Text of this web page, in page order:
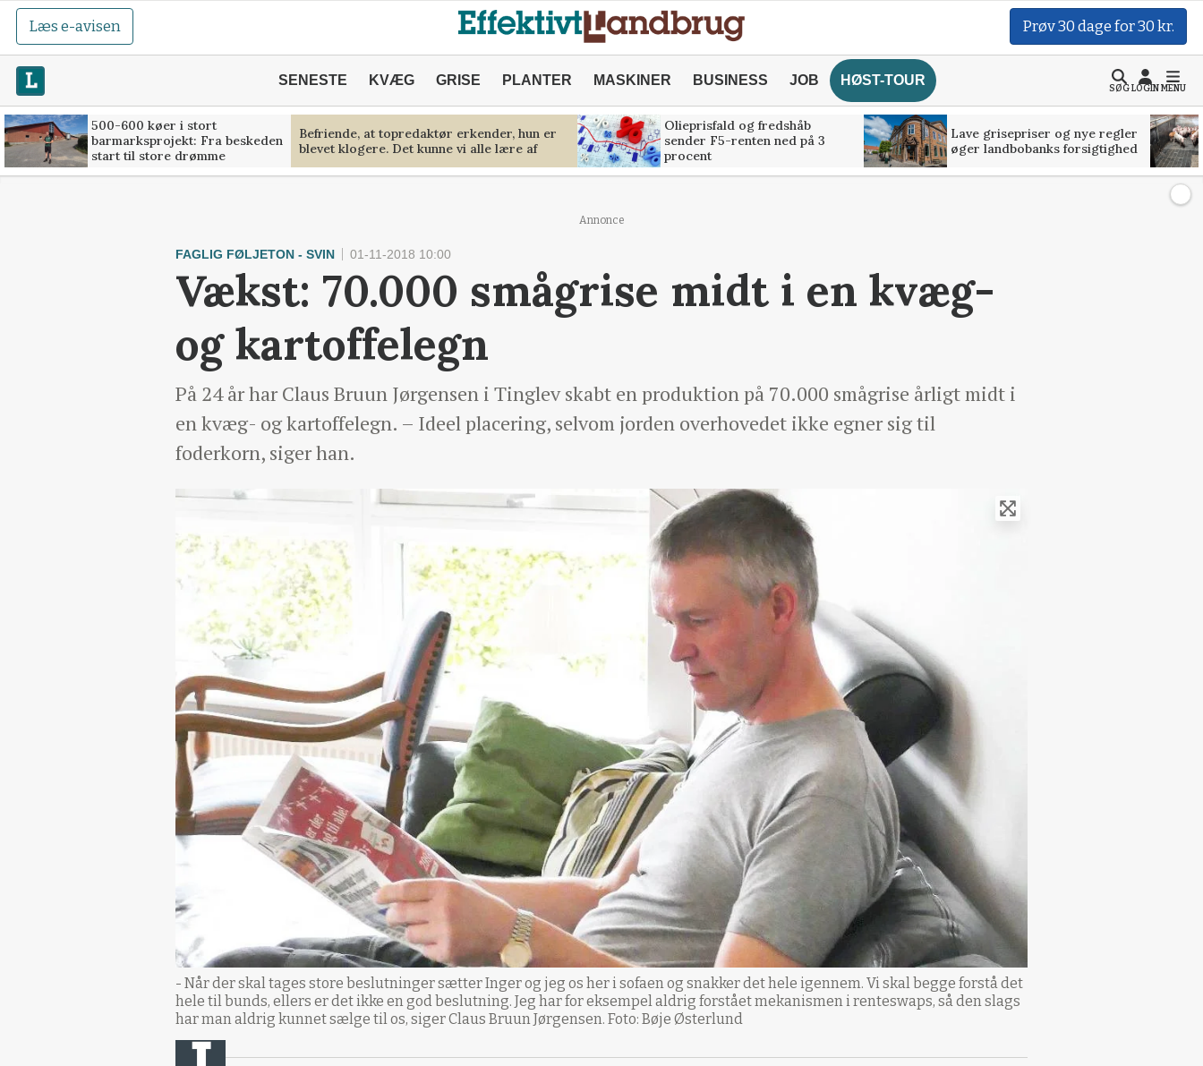
Læs e-avisen Prøv 30 dage for 30 kr.
SENESTE KVÆG GRISE PLANTER MASKINER BUSINESS JOB HØST-TOUR
SØGLOGINMENU
500-600 køer i stort
barmarksprojekt: Fra beskeden
start til store drømme
Befriende, at topredaktør erkender, hun er
blevet klogere. Det kunne vi alle lære af
Olieprisfald og fredshåb
sender F5-renten ned på 3
procent
Lave grisepriser og nye regler
øger landbobanks forsigtighed
Annonce
FAGLIG FØLJETON - SVIN 01-11-2018 10:00
Vækst: 70.000 smågrise midt i en kvæg-
og kartoffelegn
På 24 år har Claus Bruun Jørgensen i Tinglev skabt en produktion på 70.000 smågrise årligt midt i
en kvæg- og kartoffelegn. – Ideel placering, selvom jorden overhovedet ikke egner sig til
foderkorn, siger han.
- Når der skal tages store beslutninger sætter Inger og jeg os her i sofaen og snakker det hele igennem. Vi skal begge forstå det
hele til bunds, ellers er det ikke en god beslutning. Jeg har for eksempel aldrig forstået mekanismen i renteswaps, så den slags
har man aldrig kunnet sælge til os, siger Claus Bruun Jørgensen. Foto: Bøje Østerlund